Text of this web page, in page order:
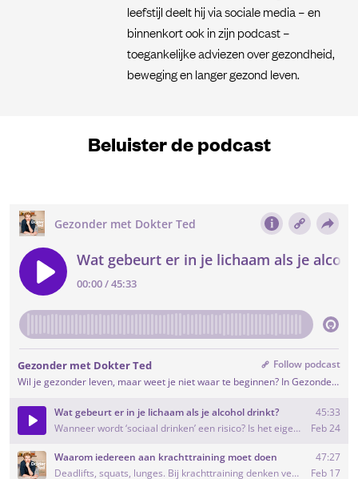
leefstijl deelt hij via sociale media – en
binnenkort ook in zijn podcast –
toegankelijke adviezen over gezondheid,
beweging en langer gezond leven.
Beluister de podcast